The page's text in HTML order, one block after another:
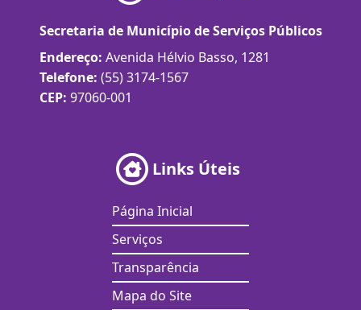
Secretaria de Município de Serviços Públicos
Endereço: Avenida Hélvio Basso, 1281
Telefone: (55) 3174-1567
CEP: 97060-001
Links Úteis
Página Inicial
Serviços
Transparência
Mapa do Site